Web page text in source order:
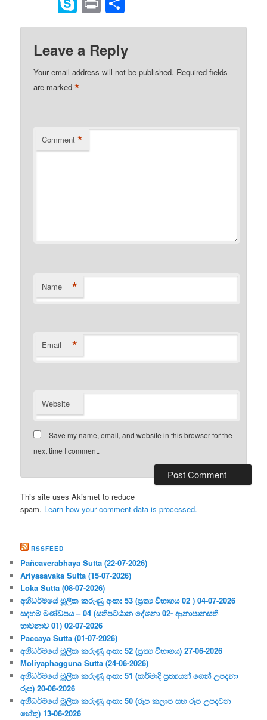
Kindle
Leave a Reply
Your email address will not be published. Required fields
are marked*
Comment *
Name *
Email *
Website
Save my name, email, and website in this browser for the
next time I comment.
This site uses Akismet to reduce
spam. Learn how your comment data is processed.
RSSFEED
Pañcaverabhaya Sutta (22-07-2026)
Ariyasāvaka Sutta (15-07-2026)
Loka Sutta (08-07-2026)
අභිධර්මයේ මූලික කරුණු අංක: 53 (ප්‍ර‍ත්‍ය විභාගය 02 ) 04-07-2026
සදහම් මණ්ඩපය – 04 (සතිපට්ඨාන දේශනා 02- ආනාපානසති
භාවනාව 01) 02-07-2026
Paccaya Sutta (01-07-2026)
අභිධර්මයේ මූලික කරුණු අංක: 52 (ප්‍ර‍ත්‍ය විභාගය) 27-06-2026
Moliyaphagguna Sutta (24-06-2026)
අභිධර්මයේ මූලික කරුණු අංක: 51 (කර්මාදි ප්‍ර‍ත්‍යයන් ගෙන් උපදනා
රූප) 20-06-2026
අභිධර්මයේ මූලික කරුණු අංක: 50 (රූප කලාප සහ රූප උපදවන
හේතු) 13-06-2026